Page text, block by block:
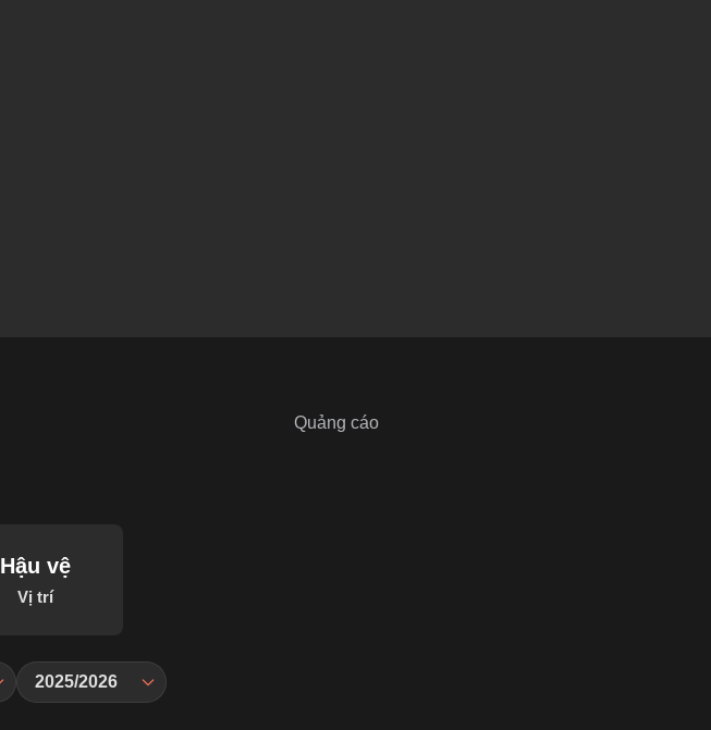
Hậu vệ
Vị trí
2025/2026